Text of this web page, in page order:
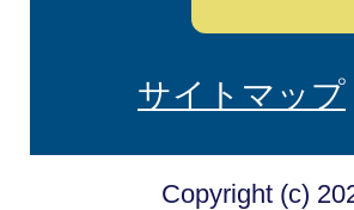
サイトマップ
Copyright (c)